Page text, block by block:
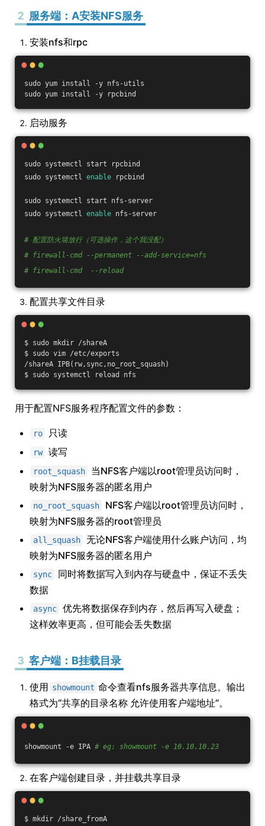
2 服务端：A安装NFS服务
安装nfs和rpc
sudo yum install -y nfs-utils
sudo yum install -y rpcbind
启动服务
sudo systemctl start rpcbind
sudo systemctl enable rpcbind
sudo systemctl start nfs-server
sudo systemctl enable nfs-server
# 配置防火墙放行（可选操作，这个我没配）
# firewall-cmd --permanent --add-service=nfs
# firewall-cmd  --reload
配置共享文件目录
$ sudo mkdir /shareA
$ sudo vim /etc/exports
/shareA IPB(rw,sync,no_root_squash)
$ sudo systemctl reload nfs
用于配置NFS服务程序配置文件的参数：
ro 只读
rw 读写
root_squash
当NFS客户端以root管理员访问时，
映射为NFS服务器的匿名用户
no_root_squash
NFS客户端以root管理员访问时，
映射为NFS服务器的root管理员
all_squash
无论NFS客户端使用什么账户访问，均
映射为NFS服务器的匿名用户
sync
同时将数据写入到内存与硬盘中，保证不丢失
数据
async
优先将数据保存到内存，然后再写入硬盘；
这样效率更高，但可能会丢失数据
3 客户端：B挂载目录
使用 showmount 命令查看nfs服务器共享信息。输出
格式为“共享的目录名称 允许使用客户端地址”。
showmount -e IPA # eg: showmount -e 10.10.10.23
在客户端创建目录，并挂载共享目录
$ mkdir /share_fromA